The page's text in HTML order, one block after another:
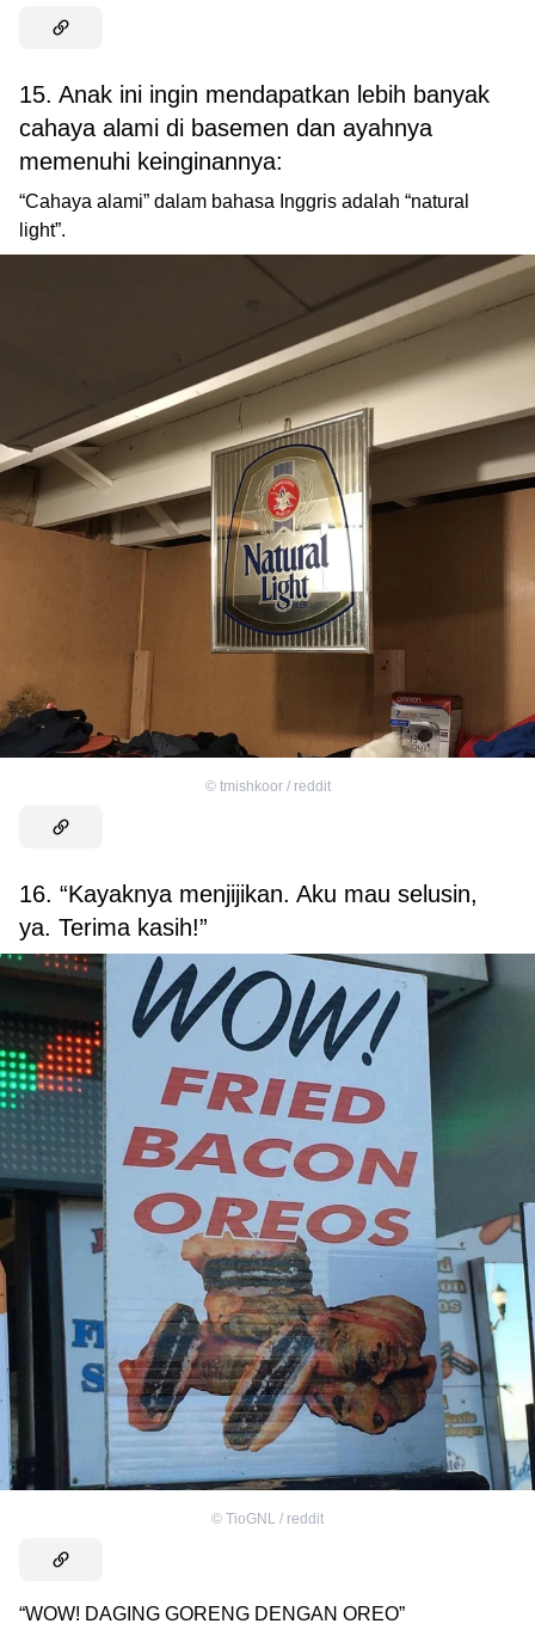
15. Anak ini ingin mendapatkan lebih banyak
cahaya alami di basemen dan ayahnya
memenuhi keinginannya:
“Cahaya alami” dalam bahasa Inggris adalah “natural
light”.
© tmishkoor / reddit
16. “Kayaknya menjijikan. Aku mau selusin,
ya. Terima kasih!”
© TioGNL / reddit
“WOW! DAGING GORENG DENGAN OREO”